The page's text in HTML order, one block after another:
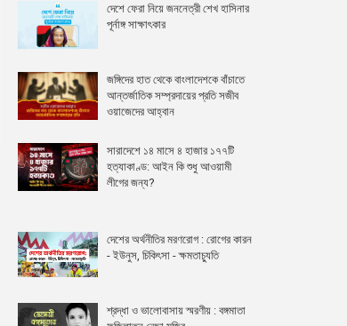
দেশে ফেরা নিয়ে জননেত্রী শেখ হাসিনার
পূর্নাঙ্গ সাক্ষাৎকার
জঙ্গিদের হাত থেকে বাংলাদেশকে বাঁচাতে
আন্তর্জাতিক সম্প্রদায়ের প্রতি সজীব
ওয়াজেদের আহ্বান
সারাদেশে ১৪ মাসে ৪ হাজার ১৭৭টি
হত্যাকাণ্ড: আইন কি শুধু আওয়ামী
লীগের জন্য?
দেশের অর্থনীতির মরণরোগ : রোগের কারন
- ইউনুস, চিকিৎসা - ক্ষমতাচ্যুতি
শ্রদ্ধা ও ভালোবাসায় স্মরণীয় : বঙ্গমাতা